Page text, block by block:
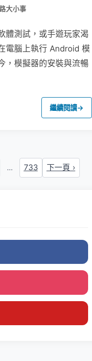
大小事
體測試，或手遊玩家渴
電腦上執行 Android 模
，模擬器的安裝與流暢
繼續閱讀→
... 733 下一頁 ›